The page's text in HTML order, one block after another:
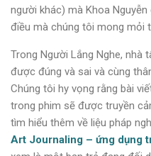
người khác) mà Khoa
điều mà chúng tôi mong mỏi
Trong Người Lắng Nghe, nhà
được đúng và sai và cùng
Chúng tôi hy vọng rằng bài
trong phim sẽ được truyền
tìm hiểu thêm về liệu pháp
Art Journaling – ứng dụng